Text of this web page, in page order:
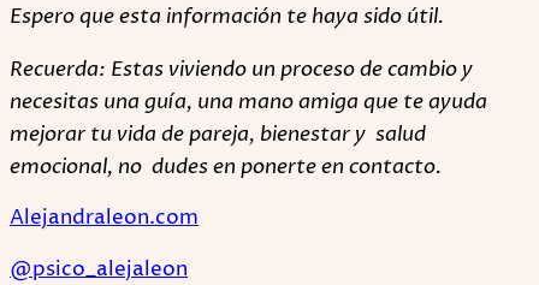
Espero que esta información te haya sido útil.
Recuerda: Estas viviendo un proceso de cambio y
necesitas una guía, una mano amiga que te ayuda
mejorar tu vida de pareja, bienestar y salud
emocional, no dudes en ponerte en contacto.
Alejandraleon.com
@psico_alejaleon